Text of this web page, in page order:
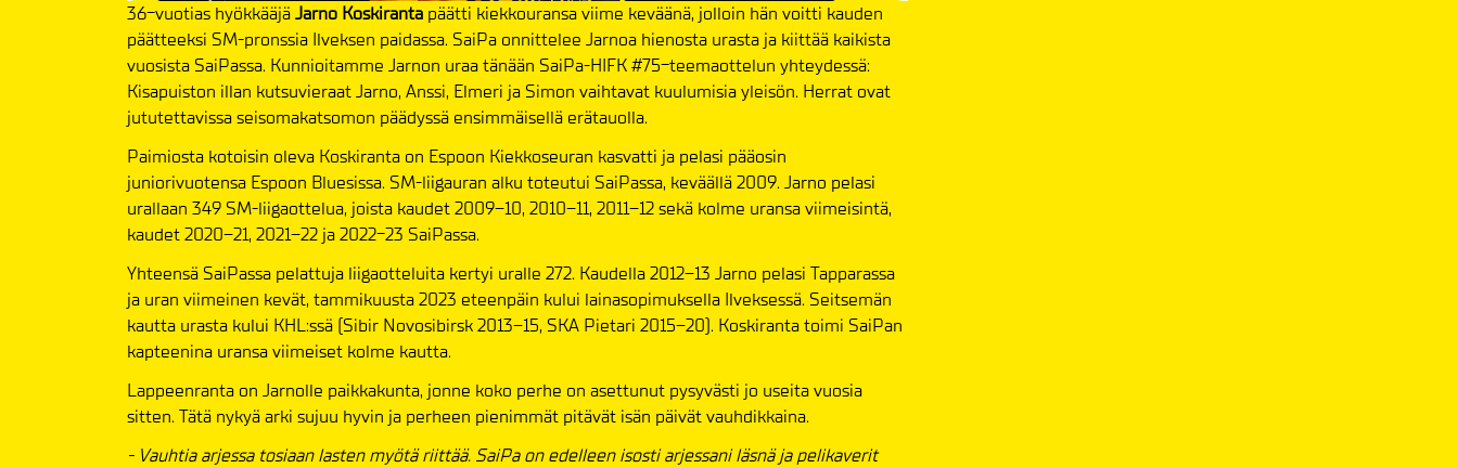
36-vuotias hyökkääjäJarno Koskiranta päätti kiekkouransa viime keväänä, jolloin hän voitti kauden
päätteeksi SM-pronssia Ilveksen paidassa. SaiPa onnittelee Jarnoa hienosta urasta ja kiittää kaikista
vuosista SaiPassa. Kunnioitamme Jarnon uraa tänään SaiPa-HIFK #75-teemaottelun yhteydessä:
Kisapuiston illan kutsuvieraat Jarno, Anssi, Elmeri ja Simon vaihtavat kuulumisia yleisön. Herrat ovat
jututettavissa seisomakatsomon päädyssä ensimmäisellä erätauolla.
Paimiosta kotoisin oleva Koskiranta on Espoon Kiekkoseuran kasvatti ja pelasi pääosin
juniorivuotensa Espoon Bluesissa. SM-liigauran alku toteutui SaiPassa, keväällä 2009. Jarno pelasi
urallaan 349 SM-liigaottelua, joista kaudet 2009–10, 2010–11, 2011–12 sekä kolme uransa viimeisintä,
kaudet 2020–21, 2021–22 ja 2022-23 SaiPassa.
Yhteensä SaiPassa pelattuja liigaotteluita kertyi uralle 272. Kaudella 2012–13 Jarno pelasi Tapparassa
ja uran viimeinen kevät, tammikuusta 2023 eteenpäin kului lainasopimuksella Ilveksessä. Seitsemän
kautta urasta kului KHL:ssä (Sibir Novosibirsk 2013–15, SKA Pietari 2015–20). Koskiranta toimi SaiPan
kapteenina uransa viimeiset kolme kautta.
Lappeenranta on Jarnolle paikkakunta, jonne koko perhe on asettunut pysyvästi jo useita vuosia
sitten. Tätä nykyä arki sujuu hyvin ja perheen pienimmät pitävät isän päivät vauhdikkaina.
- Vauhtia arjessa tosiaan lasten myötä riittää. SaiPa on edelleen isosti arjessani läsnä ja pelikaverit